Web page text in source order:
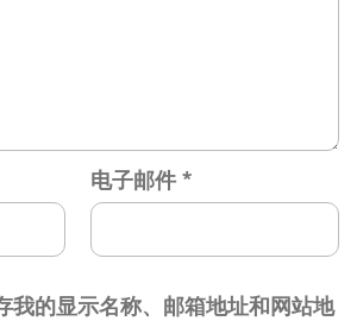
电子邮件 *
我的显示名称、邮箱地址和网站地